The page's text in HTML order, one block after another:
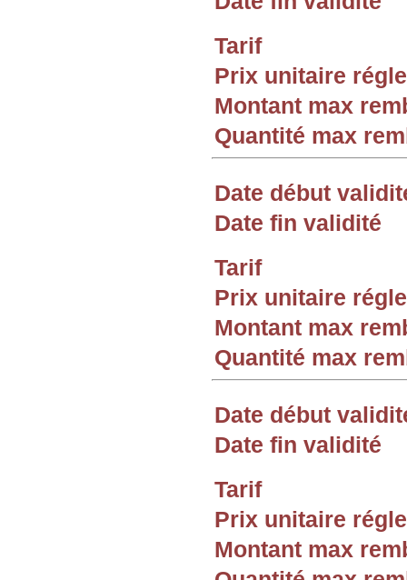
Tarif
Prix unitaire
Montant max
Quantité max
Date début
Date fin validité
Tarif
Prix unitaire
Montant max
Quantité max
Date début
Date fin validité
Tarif
Prix unitaire
Montant max